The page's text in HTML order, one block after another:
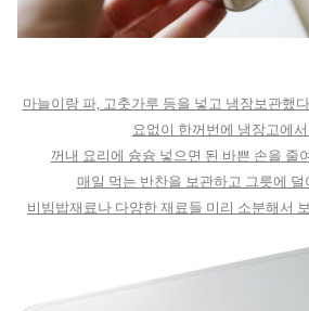
마늘이랑 파, 고춧가루 등을 넣고 냉장보관했
요없이 한꺼번에 냉장고에
꺼내 요리에 슝슝 넣으면 된 바쁜 손을 줄
매일 먹는 반찬을 보관하고 그릇에 덜
비빔밥재료나 다양한 재료들 미리 소분해서